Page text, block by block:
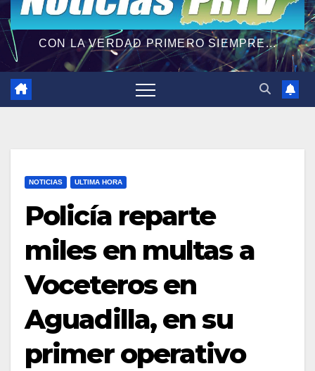
CON LA VERDAD PRIMERO SIEMPRE...
NOTICIAS ULTIMA HORA
Policía reparte
miles en multas a
Voceteros en
Aguadilla, en su
primer operativo